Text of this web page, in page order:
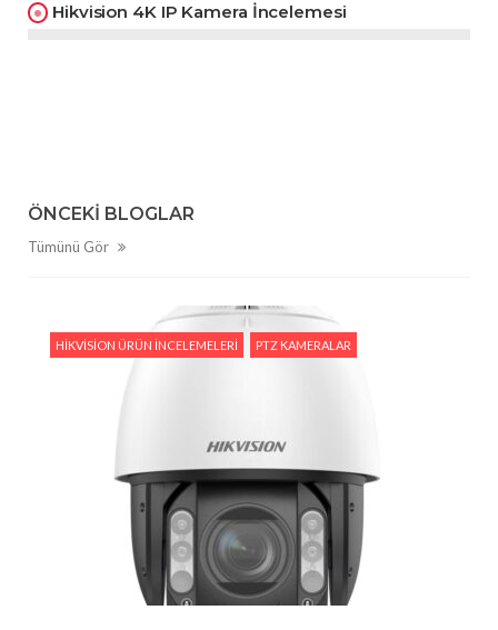
Hikvision 4K IP Kamera İncelemesi
ÖNCEKI BLOGLAR
Tümünü Gör
HIKVISION ÜRÜN İNCELEMELERI PTZ KAMERALAR